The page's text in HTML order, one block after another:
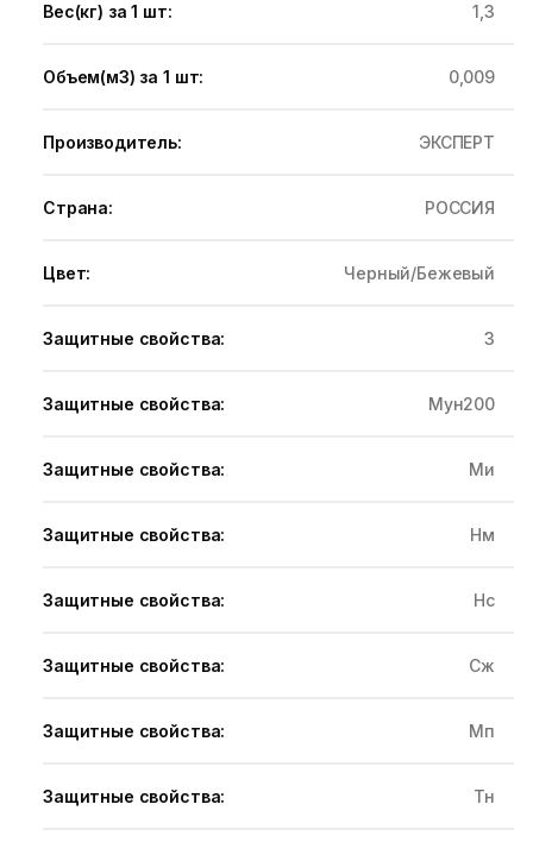
Вес(кг) за 1 шт: 1,3
Объем(м3) за 1 шт: 0,009
Производитель: ЭКСПЕРТ
Страна: РОССИЯ
Цвет: Черный/Бежевый
Защитные свойства: З
Защитные свойства: Мун200
Защитные свойства: Ми
Защитные свойства: Нм
Защитные свойства: Нс
Защитные свойства: Сж
Защитные свойства: Мп
Защитные свойства: Тн